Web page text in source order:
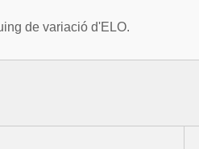
de variació d'ELO.